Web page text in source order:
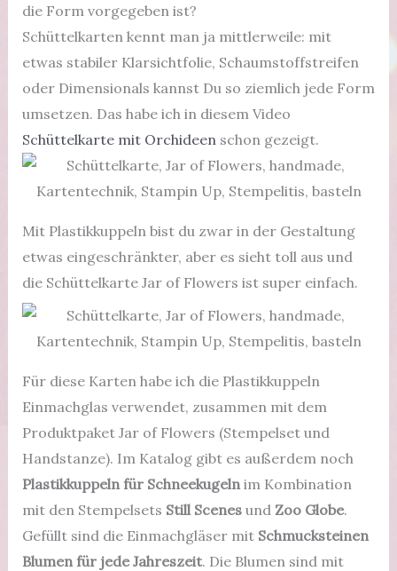
die Form vorgegeben ist?
Schüttelkarten kennt man ja mittlerweile: mit
etwas stabiler Klarsichtfolie, Schaumstoffstreifen
oder Dimensionals kannst Du so ziemlich jede Form
umsetzen. Das habe ich in diesem Video
Schüttelkarte mit Orchideen schon gezeigt.
Mit Plastikkuppeln bist du zwar in der Gestaltung
etwas eingeschränkter, aber es sieht toll aus und
die Schüttelkarte Jar of Flowers ist super einfach.
Für diese Karten habe ich die Plastikkuppeln
Einmachglas verwendet, zusammen mit dem
Produktpaket Jar of Flowers (Stempelset und
Handstanze). Im Katalog gibt es außerdem noch
Plastikkuppeln für Schneekugelnim Kombination
mit den Stempelsets Still Scenes und Zoo Globe.
Gefüllt sind die Einmachgläser mit Schmucksteinen
Blumen für jede Jahreszeit. Die Blumen sind mit